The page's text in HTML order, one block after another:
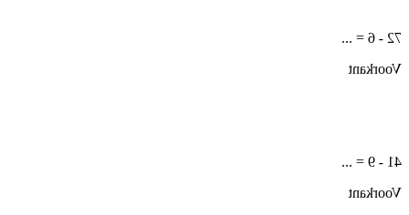
72 - 6 = ...
Voorkant
41 - 9 = ...
Voorkant